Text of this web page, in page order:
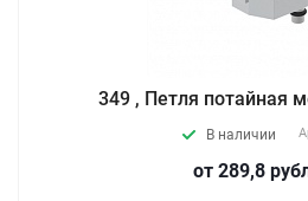
349 , Петля потайная
В наличии
от 289,8 руб